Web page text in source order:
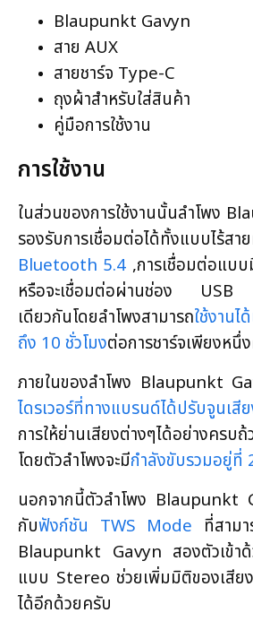
Blaupunkt Gavyn
สาย AUX
สายชาร์จ Type-C
ถุงผ้าสำหรับใส่สินค้า
คู่มือการใช้งาน
การใช้งาน
ในส่วนของการใช้งานนั้นลำโพง
รองรับการเชื่อมต่อได้ทั้งแบบไร้สา
Bluetooth 5.4 ,การเชื่อมต่อแบ
หรือจะเชื่อมต่อผ่านช่อง USB
เดียวกันโดยลำโพงสามารถใช้งาน
ถึง 10 ชั่วโมงต่อการชาร์จเพียงหนึ่
ภายในของลำโพง Blaupunkt
ไดรเวอร์ที่ทางแบรนด์ได้ปรับจูนเสี
การให้ย่านเสียงต่างๆได้อย่างครบ
โดยตัวลำโพงจะมีกำลังขับรวมอยู่ที่
นอกจากนี้ตัวลำโพง Blaupunkt
กับฟังก์ชัน TWS Mode ที่สาม
Blaupunkt Gavyn สองตัวเข้าด้
แบบ Stereo ช่วยเพิ่มมิติของเสีย
ได้อีกด้วยครับ